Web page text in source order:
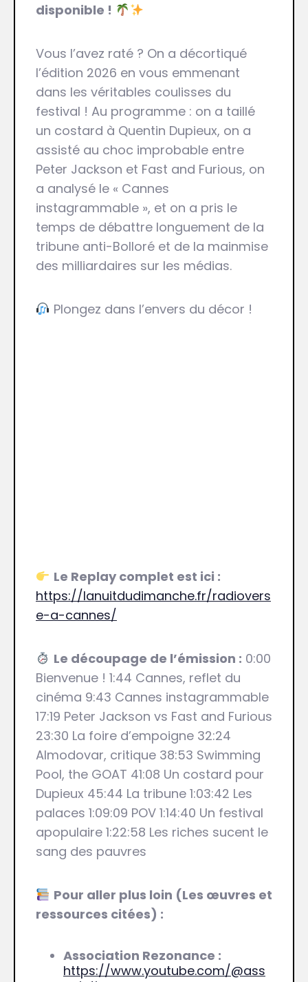
disponible !
Vous l’avez raté ? On a décortiqué
l’édition 2026 en vous emmenant
dans les véritables coulisses du
festival ! Au programme : on a taillé
un costard à Quentin Dupieux, on a
assisté au choc improbable entre
Peter Jackson et Fast and Furious, on
a analysé le « Cannes
instagrammable », et on a pris le
temps de débattre longuement de la
tribune anti-Bolloré et de la mainmise
des milliardaires sur les médias.
Plongez dans l’envers du décor !
Le Replay complet est ici :
https://lanuitdudimanche.fr/radiovers
e-a-cannes/
Le découpage de l’émission : 0:00
Bienvenue ! 1:44 Cannes, reflet du
cinéma 9:43 Cannes instagrammable
17:19 Peter Jackson vs Fast and Furious
23:30 La foire d’empoigne 32:24
Almodovar, critique 38:53 Swimming
Pool, the GOAT 41:08 Un costard pour
Dupieux 45:44 La tribune 1:03:42 Les
palaces 1:09:09 POV 1:14:40 Un festival
apopulaire 1:22:58 Les riches sucent le
sang des pauvres
Pour aller plus loin (Les œuvres et
ressources citées) :
Association Rezonance :
https://www.youtube.com/@ass